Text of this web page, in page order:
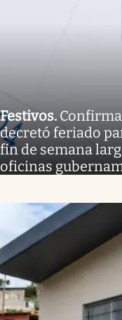
Festivos.
decretó feriado
fin de semana
oficinas